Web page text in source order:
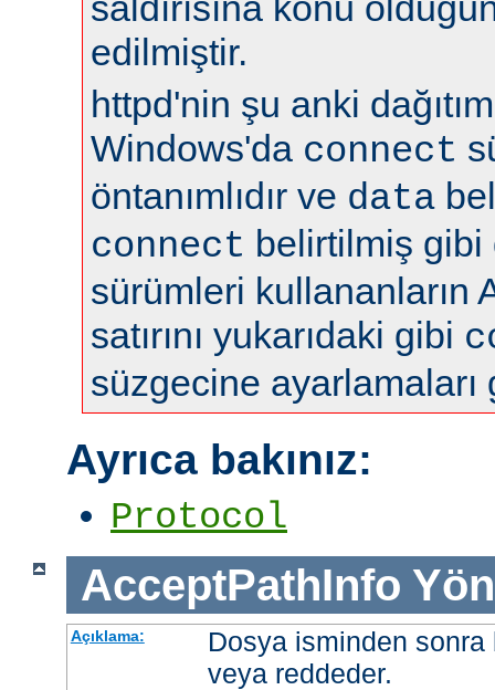
edilmiştir.
httpd'nin şu anki
Windows'da connect
öntanımlıdır ve data
connect belirtilmiş gibi
sürümleri kullananların
satırını yukarıdaki gibi
süzgecine ayarlamaları
Ayrıca bakınız:
Protocol
AcceptPathInfo
Açıklama:
Dosya isminden
veya reddeder.